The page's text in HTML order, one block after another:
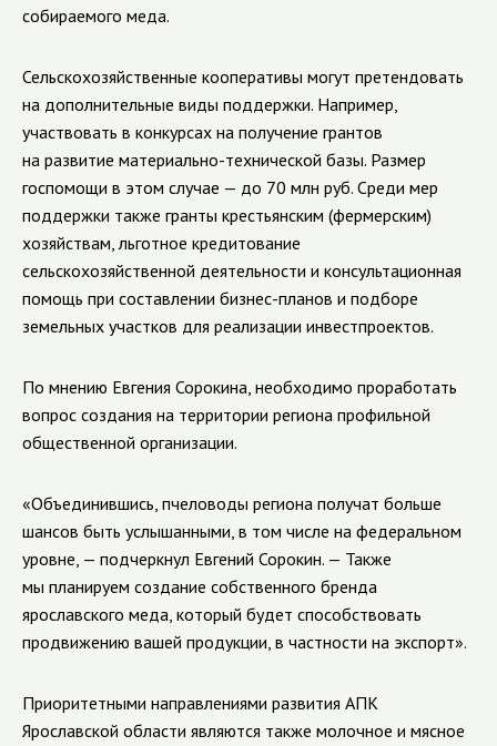
собираемого меда.
Сельскохозяйственные кооперативы могут претендовать
на дополнительные виды поддержки. Например,
участвовать в конкурсах на получение грантов
на развитие материально-технической базы. Размер
госпомощи в этом случае — до 70 млн руб. Среди мер
поддержки также гранты крестьянским (фермерским)
хозяйствам, льготное кредитование
сельскохозяйственной деятельности и консультационная
помощь при составлении бизнес-планов и подборе
земельных участков для реализации инвестпроектов.
По мнению Евгения Сорокина, необходимо проработать
вопрос создания на территории региона профильной
общественной организации.
«Объединившись, пчеловоды региона получат больше
шансов быть услышанными, в том числе на федеральном
уровне, — подчеркнул Евгений Сорокин. — Также
мы планируем создание собственного бренда
ярославского меда, который будет способствовать
продвижению вашей продукции, в частности на экспорт».
Приоритетными направлениями развития АПК
Ярославской области являются также молочное и мясное